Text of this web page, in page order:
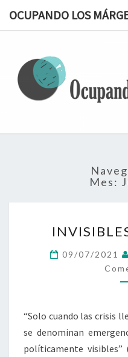
OCUPANDO LOS
Mes:
09/07/2021
“Solo cuando las crisis
se denominan
políticamente visibles”